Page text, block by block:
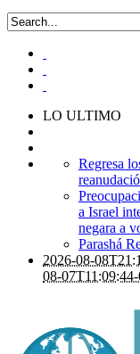
LO ULTIMO
Regresa
a Israel
negara a
Parashá
2026-08-
08-